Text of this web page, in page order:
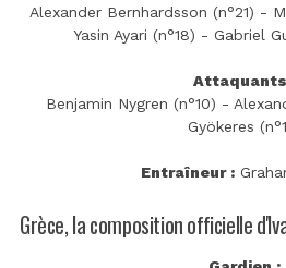
Alexander Bernhardsson (n°21) -
Yasin Ayari (n°18) - Gabriel
Benjamin Nygren (n°10) -
Gyökeres
Entraîneur :
Grèce, la composition officielle